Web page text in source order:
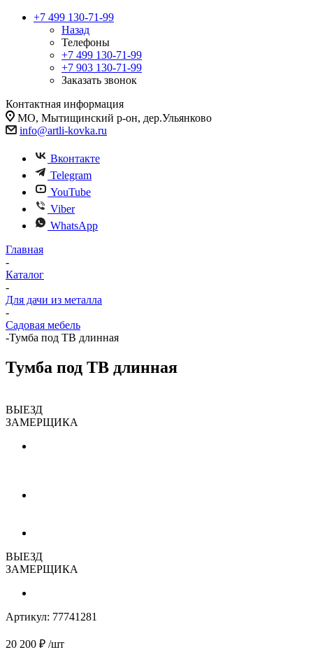
+7 499 130-71-99
Назад
Телефоны
+7 499 130-71-99
+7 903 130-71-99
Заказать звонок
Контактная информация
МО, Мытищинский р-он, дер.Ульянково
info@artli-kovka.ru
Вконтакте
Telegram
YouTube
Viber
WhatsApp
Главная
-
Каталог
-
Для дачи из металла
-
Садовая мебель
-Тумба под ТВ длинная
Тумба под ТВ длинная
ВЫЕЗД
ЗАМЕРЩИКА
ВЫЕЗД
ЗАМЕРЩИКА
Артикул: 77741281
20 200 ₽ /шт